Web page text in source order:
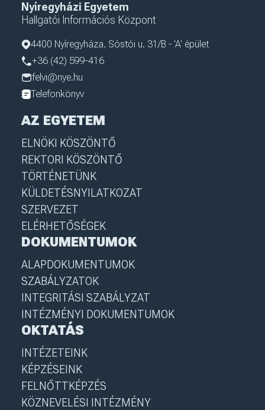
Nyíregyházi Egyetem
Hallgatói Információs Központ
4400 Nyíregyháza, Sóstói u. 31/B - 'A' épület
+36 (42) 599-416
felvi@nye.hu
Telefonkönyv
AZ EGYETEM
ELNÖKI KÖSZÖNTŐ
REKTORI KÖSZÖNTŐ
TÖRTÉNETÜNK
KÜLDETÉSNYILATKOZAT
SZERVEZET
ELÉRHETŐSÉGEK
DOKUMENTUMOK
ALAPDOKUMENTUMOK
SZABÁLYZATOK
INTEGRITÁSI SZABÁLYZAT
INTÉZMÉNYI DOKUMENTUMOK
OKTATÁS
INTÉZETEINK
KÉPZÉSEINK
FELNŐTTKÉPZÉS
KÖZNEVELÉSI INTÉZMÉNY